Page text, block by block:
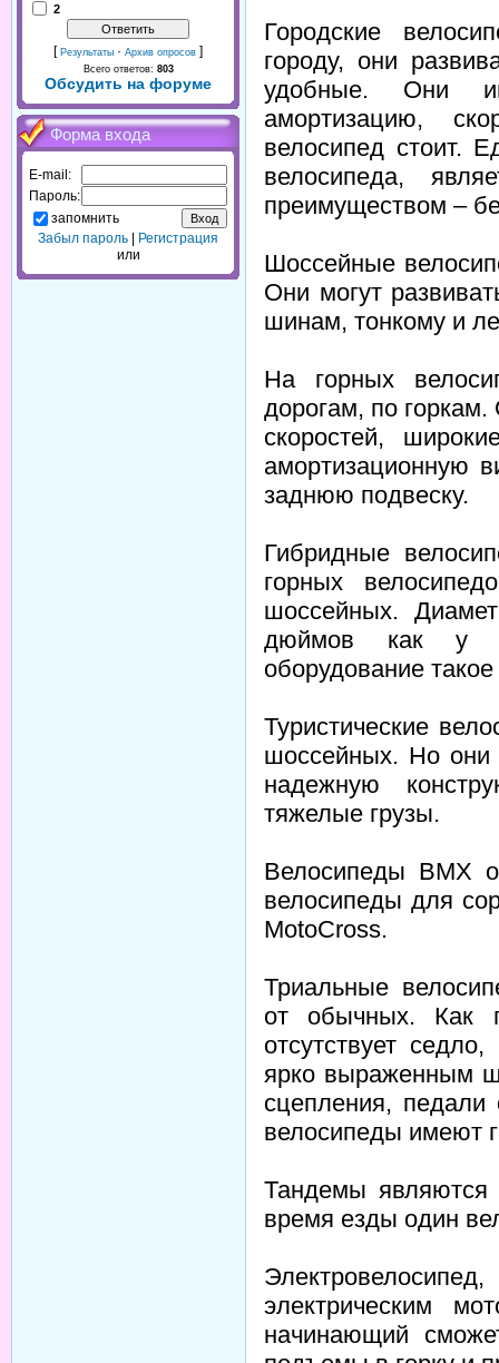
2
[ Результаты · Архив опросов ]
Всего ответов: 803
Обсудить на форуме
Форма входа
E-mail:
Пароль:
запомнить
Забыл пароль
Регистрация
или
Городские
городу, они
удобные. Они
амортизацию,
велосипед стоит.
велосипеда,
преимуществом –
Шоссейные
Они могут
шинам, тонкому и
На горных
дорогам, по
скоростей,
амортизационную
заднюю подвеску.
Гибридные
горных
шоссейных.
дюймов как у
оборудование
Туристические
шоссейных. Но они
надежную
тяжелые грузы.
Велосипеды BMX
велосипеды для
MotoCross.
Триальные
от обычных. Как
отсутствует
ярко выраженным
сцепления,
велосипеды имеют
Тандемы являются
время езды один
электрическим
начинающий